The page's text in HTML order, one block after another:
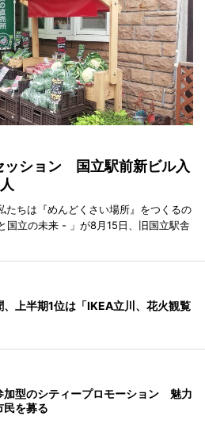
ッション 国立駅前新ビル入
たちは『めんどくさい場所』をつくるの
国立の未来 - 」が8月15日、旧国立駅舎
、上半期1位は「IKEA立川、花火観覧
加型のシティープロモーション 魅力
民を募る